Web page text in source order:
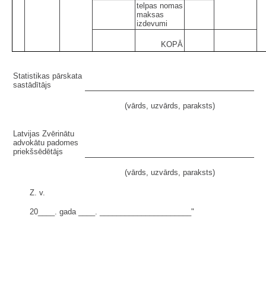
telpas nomas
maksas
izdevumi
KOPĀ
Statistikas pārskata
sastādītājs
(vārds, uzvārds, paraksts)
Latvijas Zvērinātu
advokātu padomes
priekšsēdētājs
(vārds, uzvārds, paraksts)
Z. v.
20____. gada ____. ______________________"